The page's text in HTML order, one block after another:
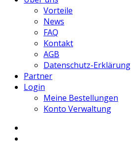
Vorteile
News
FAQ
Kontakt
AGB
Datenschutz-Erklärung
Partner
Login
Meine Bestellungen
Konto Verwaltung